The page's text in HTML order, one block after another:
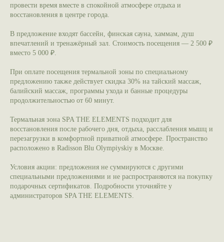
провести время вместе в спокойной атмосфере отдыха и
восстановления в центре города.
В предложение входят бассейн, финская сауна, хаммам, душ
впечатлений и тренажёрный зал. Стоимость посещения — 2 500 ₽
вместо 5 000 ₽.
При оплате посещения термальной зоны по специальному
предложению также действует скидка 30% на тайский массаж,
балийский массаж, программы ухода и банные процедуры
продолжительностью от 60 минут.
Термальная зона SPA THE ELEMENTS подходит для
восстановления после рабочего дня, отдыха, расслабления мышц и
перезагрузки в комфортной приватной атмосфере. Пространство
расположено в Radisson Blu Olympiyskiy в Москве.
Условия акции: предложения не суммируются с другими
специальными предложениями и не распространяются на покупку
подарочных сертификатов. Подробности уточняйте у
администраторов SPA THE ELEMENTS.